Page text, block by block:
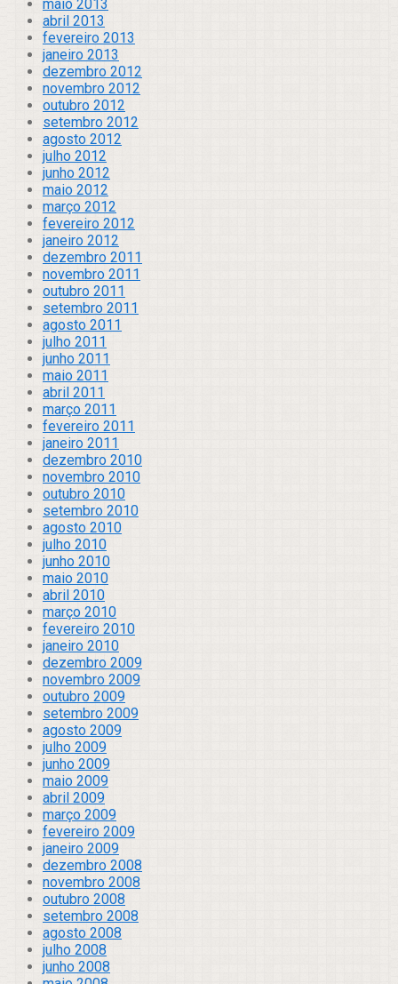
maio 2013
abril 2013
fevereiro 2013
janeiro 2013
dezembro 2012
novembro 2012
outubro 2012
setembro 2012
agosto 2012
julho 2012
junho 2012
maio 2012
março 2012
fevereiro 2012
janeiro 2012
dezembro 2011
novembro 2011
outubro 2011
setembro 2011
agosto 2011
julho 2011
junho 2011
maio 2011
abril 2011
março 2011
fevereiro 2011
janeiro 2011
dezembro 2010
novembro 2010
outubro 2010
setembro 2010
agosto 2010
julho 2010
junho 2010
maio 2010
abril 2010
março 2010
fevereiro 2010
janeiro 2010
dezembro 2009
novembro 2009
outubro 2009
setembro 2009
agosto 2009
julho 2009
junho 2009
maio 2009
abril 2009
março 2009
fevereiro 2009
janeiro 2009
dezembro 2008
novembro 2008
outubro 2008
setembro 2008
agosto 2008
julho 2008
junho 2008